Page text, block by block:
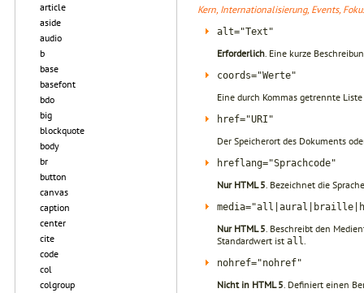
article
aside
audio
b
base
basefont
bdo
big
blockquote
body
br
button
canvas
caption
center
cite
code
col
colgroup
Kern, Internationalisierung, Events,
alt="Text"
Erforderlich . Eine kurze
coords="Werte"
Eine durch Kommas getrennte
href="URI"
Der Speicherort des Dokuments
hreflang="Sprachcode"
Nur HTML 5 . Bezeichnet die
Nur HTML 5 . Beschreibt den
Standardwert ist all
nohref="nohref"
Nicht in HTML 5 . Definiert einen